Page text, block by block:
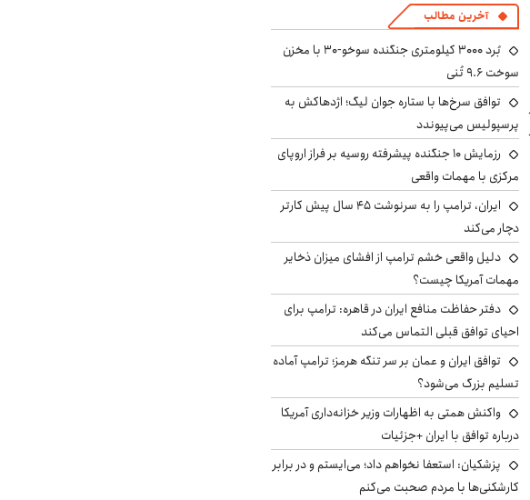
آخرین مطالب
بُرد ۳۰۰۰ کیلومتری جنگنده سوخو-۳۰ با مخزن
سوخت ۹.۶ تُنی
توافق سرخ‌ها با ستاره جوان لیگ؛ اژدهاکش به
پرسپولیس می‌پیوندد
رزمایش ۱۰ جنگنده پیشرفته روسیه بر فراز اروپای
مرکزی با مهمات واقعی
ایران، ترامپ را به سرنوشت ۴۵ سال پیش کارتر
دچار می‌کند
دلیل واقعی خشم ترامپ از افشای میزان ذخایر
مهمات آمریکا چیست؟
دفتر حفاظت منافع ایران در قاهره: ترامپ برای
احیای توافق قبلی التماس می‌کند
توافق ایران و عمان بر سر تنگه هرمز؛ ترامپ آماده
تسلیم بزرگ می‌شود؟
واکنش همتی به اظهارات وزیر خزانه‌داری آمریکا
درباره توافق با ایران +جزئیات
پزشکیان: استعفا نخواهم داد؛ می‌ایستم و در برابر
کارشکنی‌ها با مردم صحبت می‌کنم